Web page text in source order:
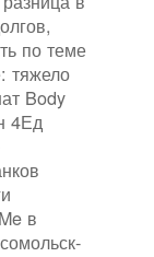
по теме
тяжело
Body
4Ед
в